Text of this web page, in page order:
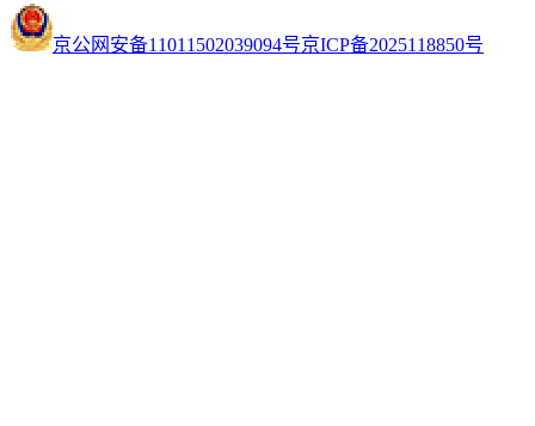
京公网安备11011502039094号京ICP备2025118850号